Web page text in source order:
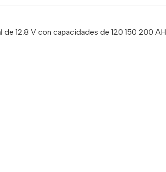
12.8 V con capacidades de 120 150 200 AH